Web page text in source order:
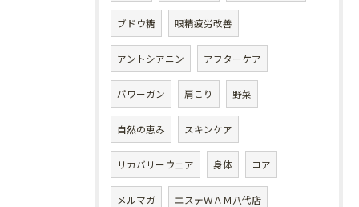
ブドウ糖 眼精疲労改善
アントシアニン アフターケア
パワーガン 肩こり 野菜
自然の恵み スキンケア
リカバリーウェア 身体 コア
メルマガ エステＷＡＭ八代店